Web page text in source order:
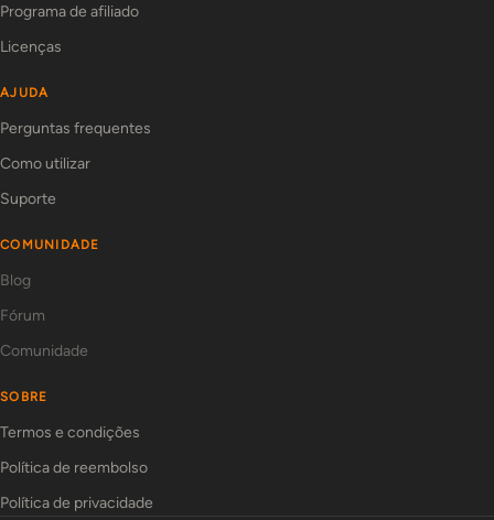
Programa de afiliado
Licenças
AJUDA
Perguntas frequentes
Como utilizar
Suporte
COMUNIDADE
Blog
Fórum
Comunidade
SOBRE
Termos e condições
Política de reembolso
Política de privacidade